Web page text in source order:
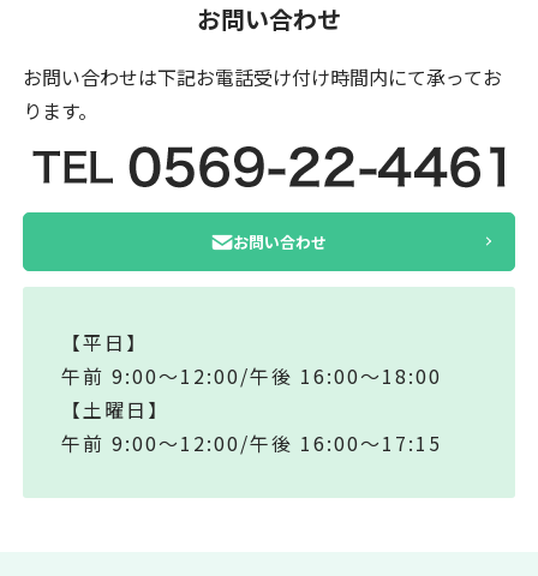
お問い合わせ
お問い合わせは下記お電話受け付け時間内にて承ってお
ります。
お問い合わせ
【平日】
午前 9:00～12:00/午後 16:00～18:00
【土曜日】
午前 9:00～12:00/午後 16:00～17:15